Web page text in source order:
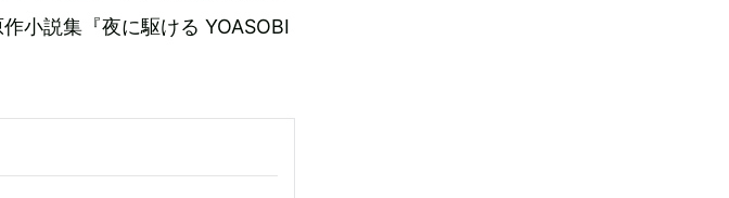
小説集『夜に駆ける YOASOBI